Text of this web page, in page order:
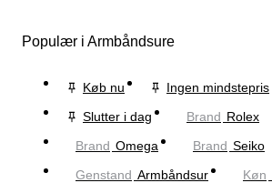
Populær i Armbåndsure
Køb nu
Ingen mindstepris
Slutter i dag
Brand Rolex
Brand Omega Brand Seiko
Genstand Armbåndsur Køn